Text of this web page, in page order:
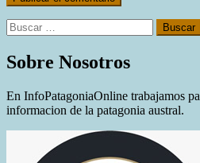
Buscar:
Sobre Nosotros
En InfoPatagoniaOnline trabajamos
informacion de la patagonia austral.